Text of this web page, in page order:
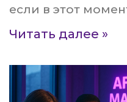
если в этот
Читать далее »